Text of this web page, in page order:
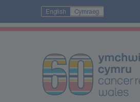
English Cymraeg